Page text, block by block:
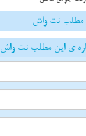
مطلب نت واش
ی این مطلب نت واش